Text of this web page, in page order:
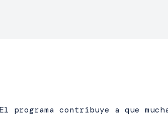
programa contribuye a que